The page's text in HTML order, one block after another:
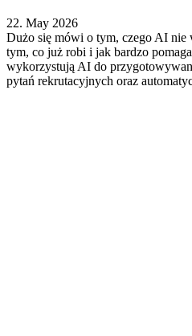
22. May 2026
Dużo się mówi o tym, czego AI
tym, co już robi i jak bardzo
wykorzystują AI do
pytań rekrutacyjnych oraz